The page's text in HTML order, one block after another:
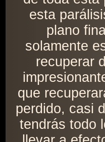
esta
plano
solamente
recuperar
que
perdido, casi
tendrás todo